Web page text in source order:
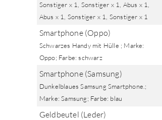
Sonstiger x 1, Sonstiger x 1, Abus x 1,
Abus x 1, Sonstiger x 1, Sonstiger x 1
Smartphone (Oppo)
Schwarzes Handy mit Hülle ; Marke:
Oppo; Farbe: schwarz
Smartphone (Samsung)
Dunkelblaues Samsung Smartphone.;
Marke: Samsung; Farbe: blau
Geldbeutel (Leder)